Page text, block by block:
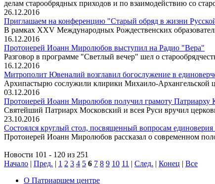
делам старообрядных приходов и по взаимодействию со
26.12.2016
Приглашаем на конференцию "Старый обряд в жизни
В рамках XXV Международных Рождественских
16.12.2016
Протоиерей Иоанн Миролюбов выступил на Радио "Вера"
Разговор в программе "Светлый вечер" шел о
16.12.2016
Митрополит Ювеналий возглавил богослужение в
Архипастырю сослужили клирики Михаило-Архангельской
03.12.2016
Протоиерей Иоанн Миролюбов получил грамоту Патриарху
Святейший Патриарх Московский и всея Руси вручил
23.10.2016
Состоялся круглый стол, посвященный вопросам единоверия
Протоиерей Иоанн Миролюбов рассказал о современном
Новости 101 - 120 из 251
Начало | Пред. | 1 2 3 4 5 6 7 8 9 10 11 | След. | Конец | Все
О Патриаршем центре